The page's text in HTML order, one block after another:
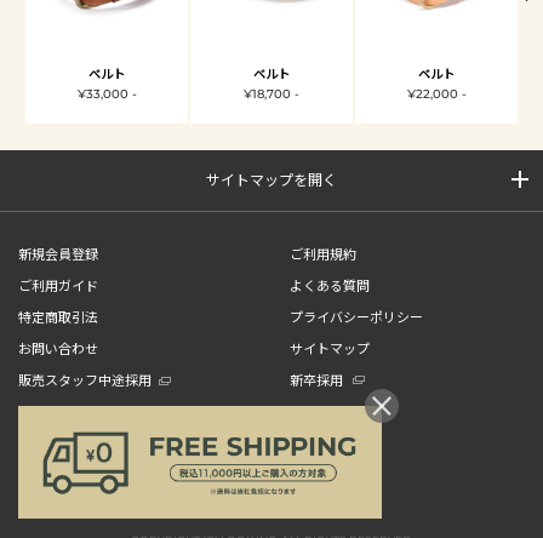
ベルト
¥33,000 -
ベルト
¥18,700 -
ベルト
¥22,000 -
サイトマップを開く
新規会員登録
ご利用規約
ご利用ガイド
よくある質問
特定商取引法
プライバシーポリシー
お問い合わせ
サイトマップ
販売スタッフ中途採用
新卒採用